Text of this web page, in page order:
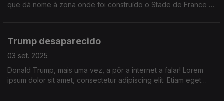
que dá nome à zona onde foi construído o Stade de France e
Trump desaparecido
03 set. 2025
Donald Trump, mais uma vez, a pôr a internet a falar! Lorem
ipsum dolor sit amet, consectetur adipiscing elit. Etiam eget